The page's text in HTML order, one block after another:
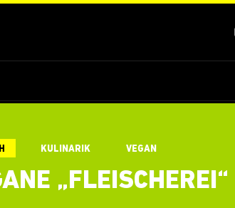
KULINARIK VEGAN